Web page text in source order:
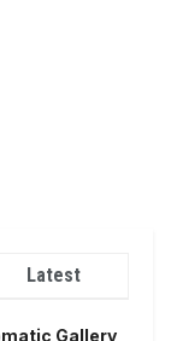
Latest
Gallery